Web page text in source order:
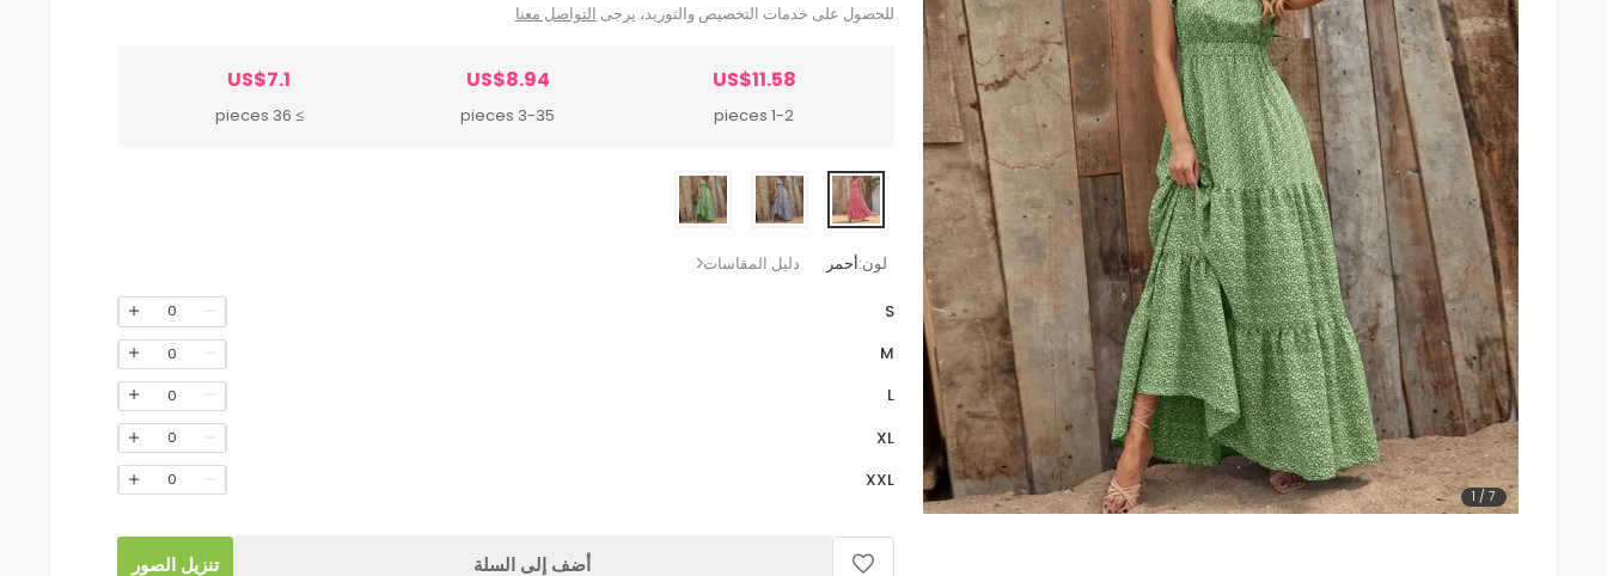
1 /7
للحصول على خدمات التخصيص والتوريد، يرجى التواصل معنا
US$11.58
1-2 pieces
US$8.94
3-35 pieces
US$7.1
≥ 36 pieces
لون:أحمر دليل المقاسات
S
0
M
0
L
0
XL
0
XXL
0
أضف إلى السلة تنزيل الصور